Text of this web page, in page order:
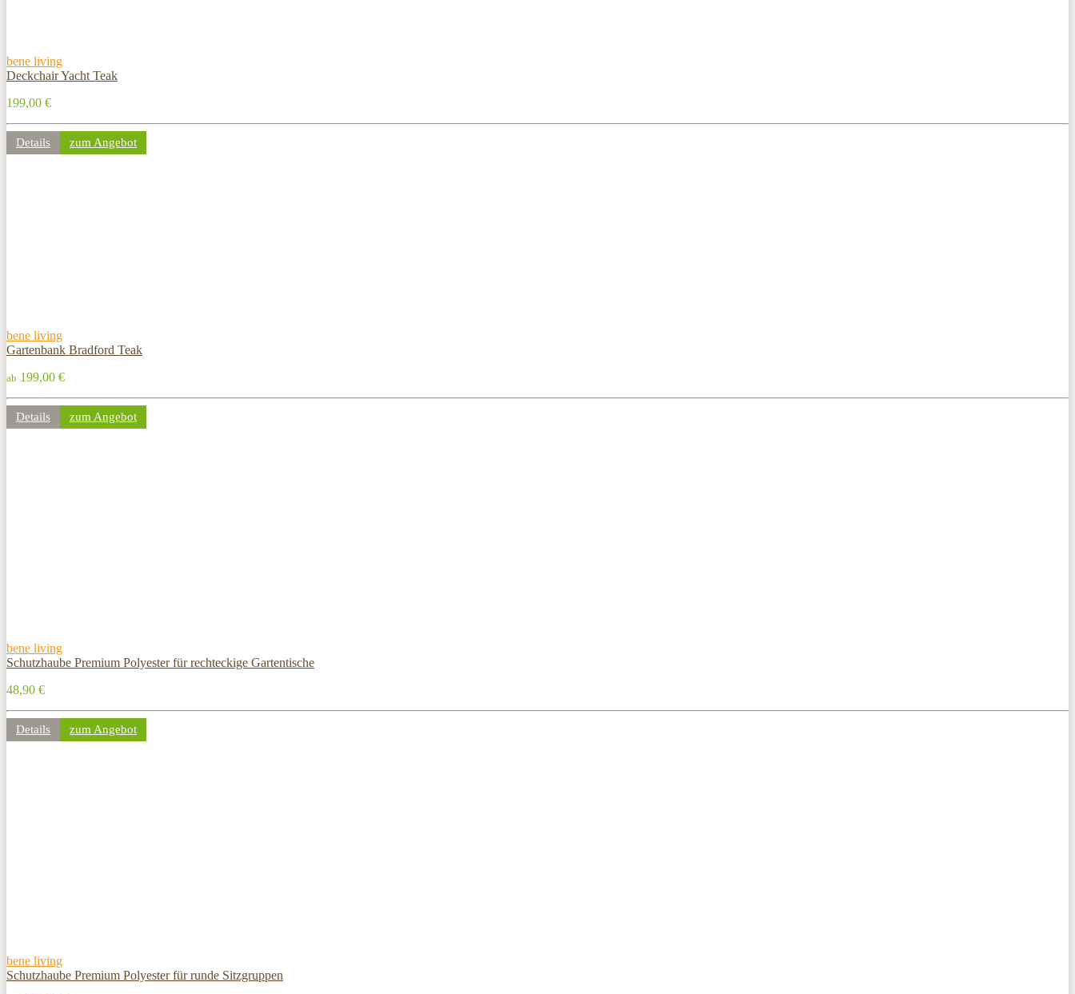
bene living
Deckchair Yacht Teak
199,00 €
Details zum Angebot
bene living
Gartenbank Bradford Teak
ab 199,00 €
Details zum Angebot
bene living
Schutzhaube Premium Polyester für rechteckige Gartentische
48,90 €
Details zum Angebot
bene living
Schutzhaube Premium Polyester für runde Sitzgruppen